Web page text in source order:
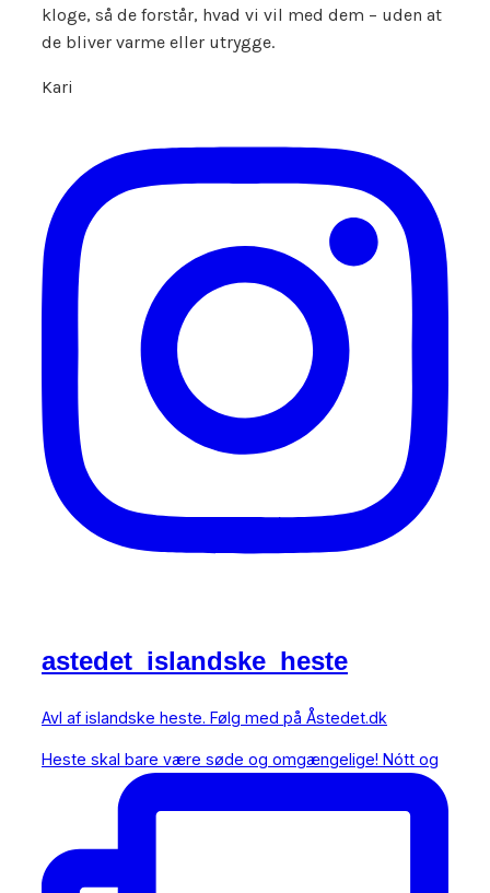
kloge, så de forstår, hvad vi vil med dem – uden at
de bliver varme eller utrygge.
Kari
astedet_islandske_heste
Avl af islandske heste. Følg med på Åstedet.dk
Heste skal bare være søde og omgængelige! Nótt og